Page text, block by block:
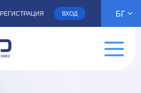
РЕГИСТРАЦИЯ ВХОД БГ